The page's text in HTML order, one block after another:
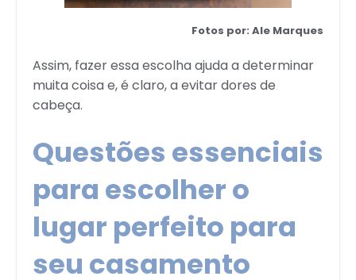
Fotos por: Ale Marques
Assim, fazer essa escolha ajuda a determinar
muita coisa e, é claro, a evitar dores de
cabeça.
Questões essenciais
para escolher o
lugar perfeito para
seu casamento